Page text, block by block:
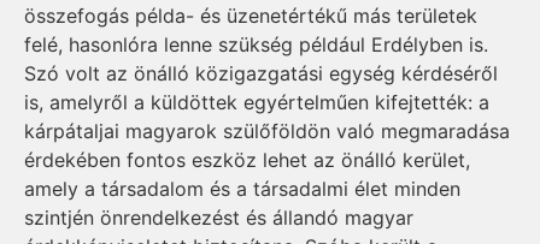
összefogás példa- és üzenetértékű más területek
felé, hasonlóra lenne szükség például Erdélyben is.
Szó volt az önálló közigazgatási egység kérdéséről
is, amelyről a küldöttek egyértelműen kifejtették: a
kárpátaljai magyarok szülőföldön való megmaradása
érdekében fontos eszköz lehet az önálló kerület,
amely a társadalom és a társadalmi élet minden
szintjén önrendelkezést és állandó magyar